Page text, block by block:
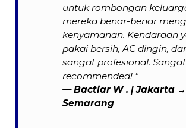
untuk rombongan
mereka benar-benar
kenyamanan. Kendaraan
pakai bersih, AC dingin,
sangat profesional. Sangat
recommended! “
— Bactiar W . | Jakarta →
Semarang